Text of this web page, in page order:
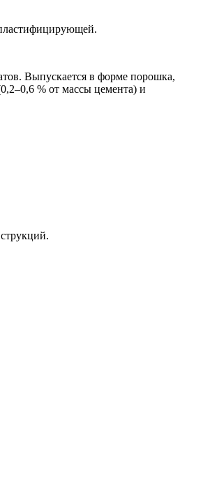
Выпускается в форме порошка,
% от массы цемента) и